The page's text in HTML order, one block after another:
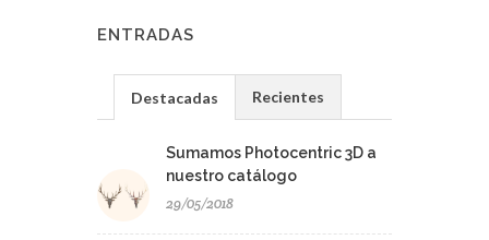
ENTRADAS
Destacadas Recientes
Sumamos Photocentric 3D a
nuestro catálogo
29/05/2018